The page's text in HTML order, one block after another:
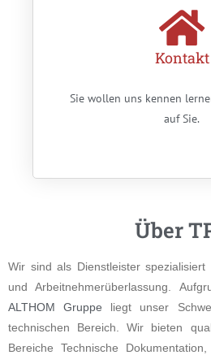
Kontakt
Sie wollen uns kennen
auf Sie.
Über
Wir sind als Dienstleister
und Arbeitnehmerüberlassung.
ALTHOM Gruppe liegt unser
technischen Bereich. Wir bieten
Bereiche Technische